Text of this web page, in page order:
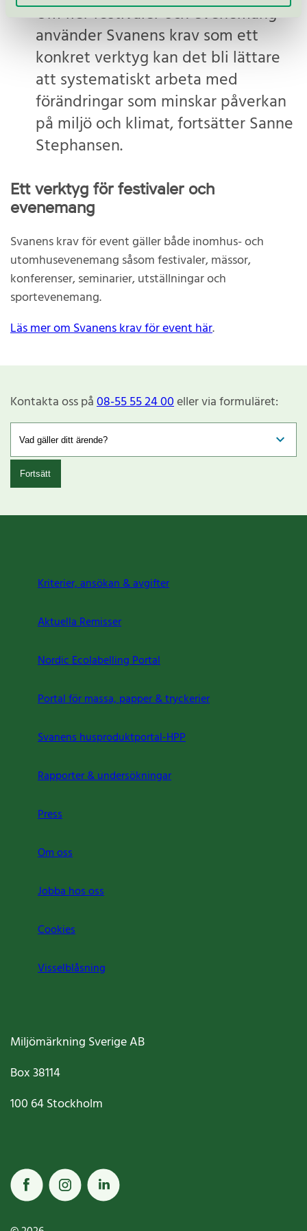
Om fler festivaler och evenemang
använder Svanens krav som ett
konkret verktyg kan det bli lättare
att systematiskt arbeta med
förändringar som minskar påverkan
på miljö och klimat, fortsätter Sanne
Stephansen.
Ett verktyg för festivaler och
evenemang
Svanens krav för event gäller både inomhus- och
utomhusevenemang såsom festivaler, mässor,
konferenser, seminarier, utställningar och
sportevenemang.
Läs mer om Svanens krav för event här.
Kontakta oss på08-55 55 24 00eller via formuläret:
Fortsätt
Kriterier, ansökan & avgifter
Aktuella Remisser
Nordic Ecolabelling Portal
Portal för massa, papper & tryckerier
Svanens husproduktportal-HPP
Rapporter & undersökningar
Press
Om oss
Jobba hos oss
Cookies
Visselblåsning
Miljömärkning Sverige AB
Box38114
100 64Stockholm